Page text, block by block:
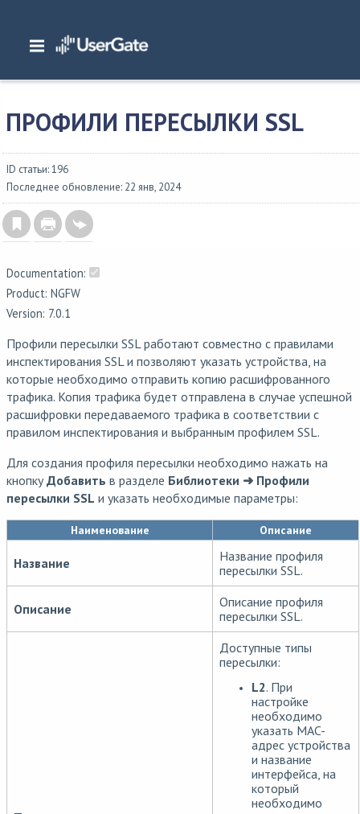
Главная/ Документация/NGFW
Библиотеки элементов
ПРОФИЛИ ПЕРЕСЫЛКИ SSL
ID статьи: 196
Последнее обновление: 22 янв, 2024
Documentation:
Product: NGFW
Version: 7.0.1
Профили пересылки SSL работают совместно с правилами
инспектирования SSL и позволяют указать устройства, на
которые необходимо отправить копию расшифрованного
трафика. Копия трафика будет отправлена в случае успешной
расшифровки передаваемого трафика в соответствии с
правилом инспектирования и выбранным профилем SSL.
Для создания профиля пересылки необходимо нажать на
кнопкуДобавить в разделе Библиотеки ➜ Профили
пересылки SSL и указать необходимые параметры:
Наименование Описание
Название
Название профиля
пересылки SSL.
Описание
Описание профиля
пересылки SSL.
Доступные типы
пересылки:
L2. При
настройке
необходимо
указать MAC-
адрес устройства
и название
интерфейса, на
который
необходимо